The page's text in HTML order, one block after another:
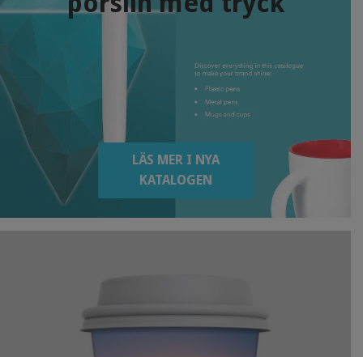
LÄS MER I NYA
KATALOGEN